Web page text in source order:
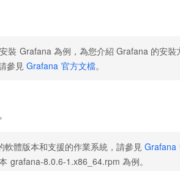
裝 Grafana 為例，為您介紹 Grafana 的安裝
參見 Grafana 官方文檔。
軟體版本和支援的作業系統，請參見 Grafana
grafana-8.0.6-1.x86_64.rpm 為例。